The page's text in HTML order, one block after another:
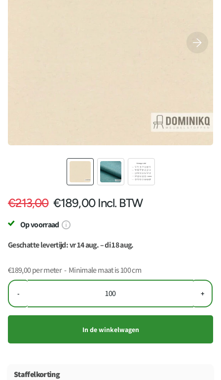
€213,00 €189,00Incl. BTW
Op voorraad
Geschatte levertijd: vr 14 aug. – di 18 aug.
€189,00per meter - Minimale maat is 100 cm
- +
In de winkelwagen
Staffelkorting